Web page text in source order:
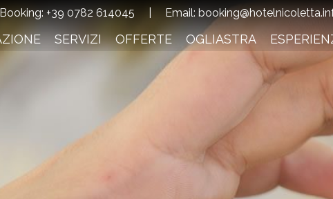
Booking:+39 0782 614045 Email:
SERVIZI OFFERTE OGLIASTRA
Verifica Disponibilità